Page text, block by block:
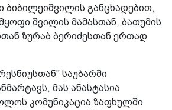
განცხადებით,
შვილის მამასთან, ბათუმის
ზურაბ ბერიძესთან ერთად
საუბარში
მას ანასტასია
კომუნიკაცია ზაფხულში